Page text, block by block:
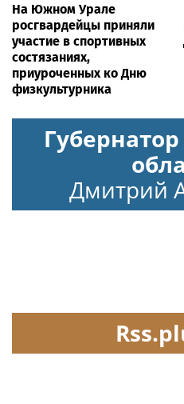
На Южном Урале
росгвардейцы приняли
участие в спортивных
состязаниях,
приуроченных ко Дню
физкультурника
Дмитрий